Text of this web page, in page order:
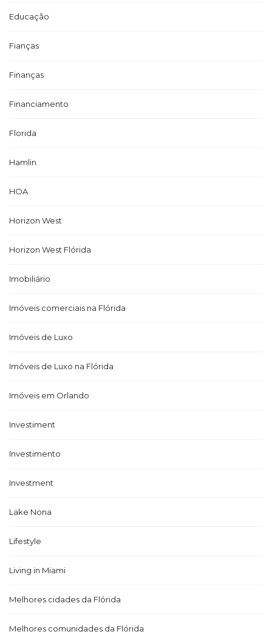
Educação
Fianças
Finanças
Financiamento
Florida
Hamlin
HOA
Horizon West
Horizon West Flórida
Imobiliário
Imóveis comerciais na Flórida
Imóveis de Luxo
Imóveis de Luxo na Flórida
Imóveis em Orlando
Investiment
Investimento
Investment
Lake Nona
Lifestyle
Living in Miami
Melhores cidades da Flórida
Melhores comunidades da Flórida